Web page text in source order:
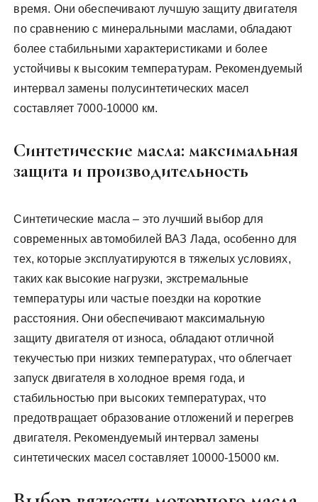
время. Они обеспечивают лучшую защиту двигателя
по сравнению с минеральными маслами, обладают
более стабильными характеристиками и более
устойчивы к высоким температурам. Рекомендуемый
интервал замены полусинтетических масел
составляет 7000-10000 км.
Синтетические масла: максимальная
защита и производительность
Синтетические масла – это лучший выбор для
современных автомобилей ВАЗ Лада, особенно для
тех, которые эксплуатируются в тяжелых условиях,
таких как высокие нагрузки, экстремальные
температуры или частые поездки на короткие
расстояния. Они обеспечивают максимальную
защиту двигателя от износа, обладают отличной
текучестью при низких температурах, что облегчает
запуск двигателя в холодное время года, и
стабильностью при высоких температурах, что
предотвращает образование отложений и перегрев
двигателя. Рекомендуемый интервал замены
синтетических масел составляет 10000-15000 км.